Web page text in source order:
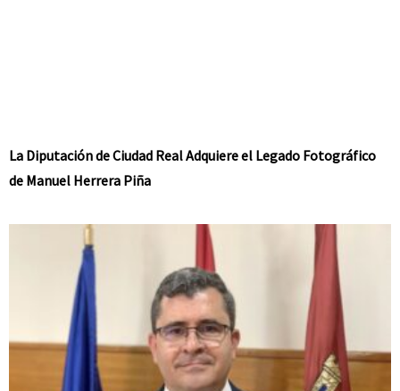
La Diputación de Ciudad Real Adquiere el Legado Fotográfico
de Manuel Herrera Piña